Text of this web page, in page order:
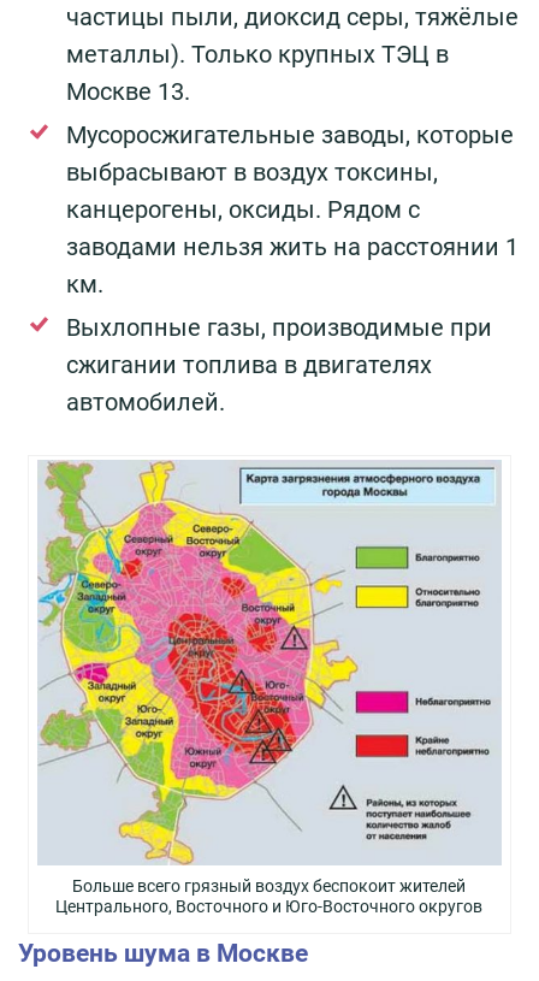
частицы пыли, диоксид серы, тяжёлые
металлы). Только крупных ТЭЦ в
Москве 13.
Мусоросжигательные заводы, которые
выбрасывают в воздух токсины,
канцерогены, оксиды. Рядом с
заводами нельзя жить на расстоянии 1
км.
Выхлопные газы, производимые при
сжигании топлива в двигателях
автомобилей.
Больше всего грязный воздух беспокоит жителей
Центрального, Восточного и Юго-Восточного округов
Уровень шума в Москве